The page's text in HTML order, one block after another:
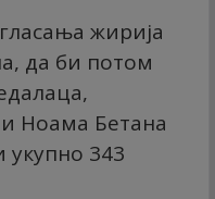
жирија
да би потом
Ноама Бетана
343